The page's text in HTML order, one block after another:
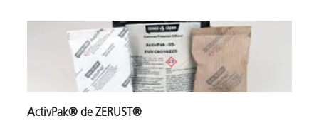
ActivPak® de ZERUST®